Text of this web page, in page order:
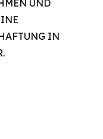
UND
IN